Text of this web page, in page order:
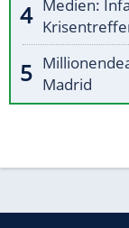
Medien:
Madrid